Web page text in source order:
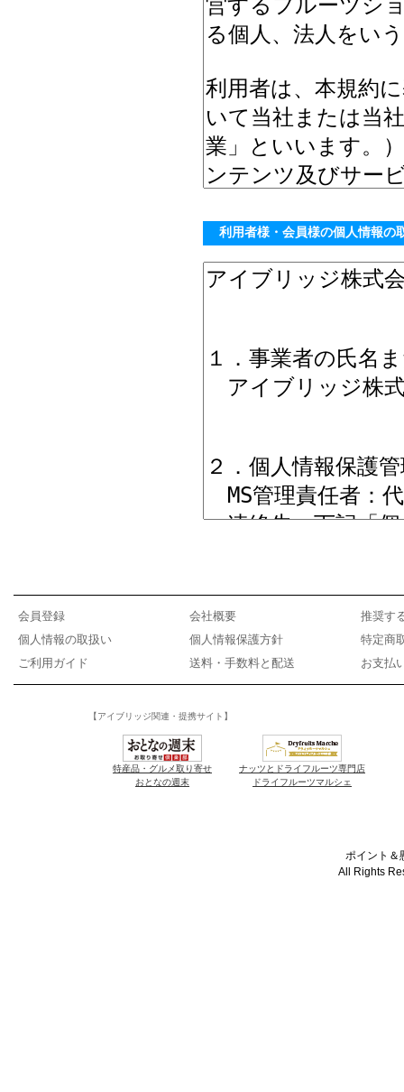
利用者様・会員様の個人情報の
会員登録 会社概要
推奨す
個人情報の取扱い
個人情報保護方針
特定商
ご利用ガイド
送料・手数料と配送 お支払
【アイブリッジ関連・提携サイト】
特産品・グルメ取り寄せ
おとなの週末
ナッツとドライフルーツ専門店
ドライフルーツマルシェ
ポイント＆
All Rights